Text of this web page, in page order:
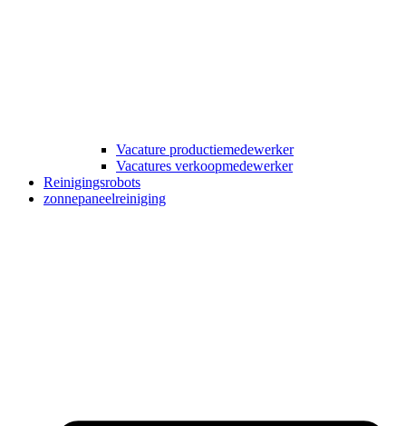
Vacature productiemedewerker
Vacatures verkoopmedewerker
Reinigingsrobots
zonnepaneelreiniging